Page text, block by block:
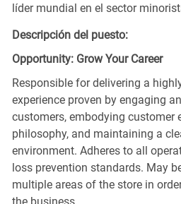
líder mundial en el sector
Descripción del puesto:
Opportunity: Grow Your Career
Responsible for delivering a
experience proven by engaging
customers, embodying customer
philosophy, and maintaining a
environment. Adheres to all
loss prevention standards. May
multiple areas of the store in
the business.